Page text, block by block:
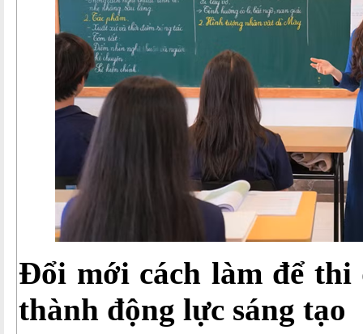
Đổi mới cách làm để
thành động lực sáng tạo